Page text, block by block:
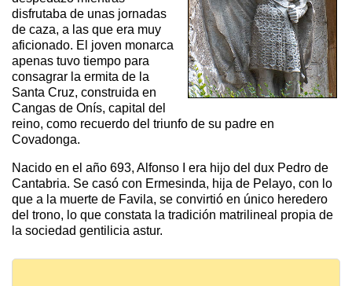
disfrutaba de unas jornadas
de caza, a las que era muy
aficionado. El joven monarca
apenas tuvo tiempo para
consagrar la ermita de la
Santa Cruz, construida en
Cangas de Onís, capital del
reino, como recuerdo del triunfo de su padre en
Covadonga.
Nacido en el año 693, Alfonso I era hijo del dux Pedro de
Cantabria. Se casó con Ermesinda, hija de Pelayo, con lo
que a la muerte de Favila, se convirtió en único heredero
del trono, lo que constata la tradición matrilineal propia de
la sociedad gentilicia astur.